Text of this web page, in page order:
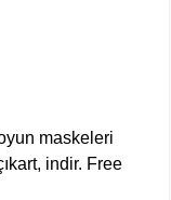
maskeleri
indir. Free